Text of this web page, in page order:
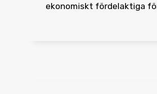
ekonomiskt fördelaktiga